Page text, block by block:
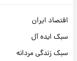
اقتصاد ایران
سبک ایده آل
سبک زندگی مردانه